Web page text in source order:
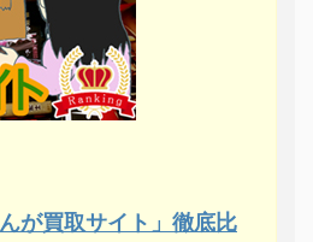
が買取サイト」徹底比